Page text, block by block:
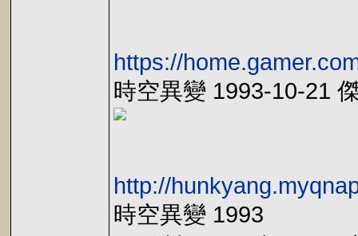
https://
時空異變 1993-10-21
http://
時空異變 1993